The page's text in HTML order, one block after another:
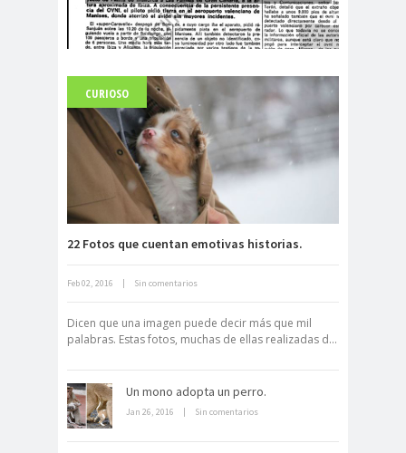
Fuerte abandonado del siglo XIX
ciencia para triunfar en el comercio
electrónico
CURIOSO
22 Fotos que cuentan emotivas historias.
Feb 02, 2016 | Sin comentarios
Dicen que una imagen puede decir más que mil
palabras. Estas fotos, muchas de ellas realizadas d...
Un mono adopta un perro.
Jan 26, 2016 | Sin comentarios